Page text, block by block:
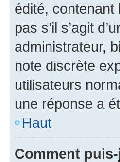
édité, contenant
pas s’il s’agit
administrateur,
note discrète
utilisateurs
une réponse a
Haut
Comment